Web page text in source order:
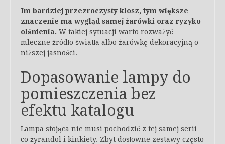
Im bardziej przezroczysty klosz, tym większe
znaczenie ma wygląd samej żarówki oraz ryzyko
olśnienia. W takiej sytuacji warto rozważyć
mleczne źródło światła albo żarówkę dekoracyjną o
niższej jasności.
Dopasowanie lampy do
pomieszczenia bez
efektu katalogu
Lampa stojąca nie musi pochodzić z tej samej serii
co żyrandol i kinkiety. Zbyt dosłowne zestawy często